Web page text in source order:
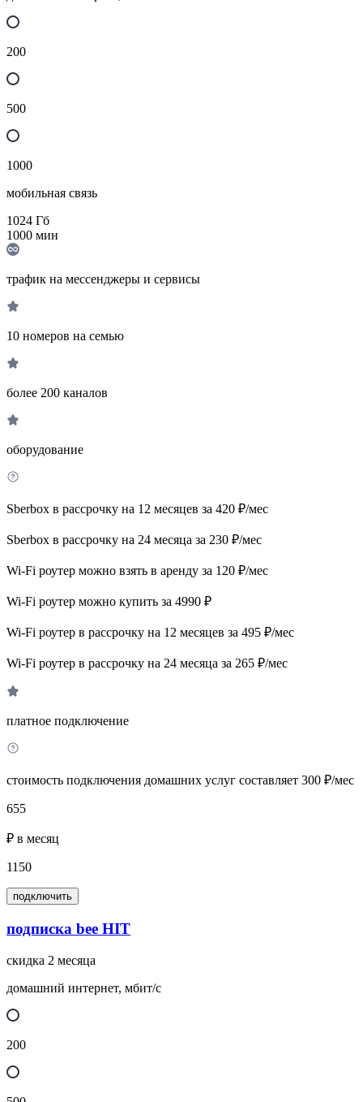
200
500
1000
мобильная связь
1024 Гб
1000 мин
трафик на мессенджеры и сервисы
10 номеров на семью
более 200 каналов
оборудование
Sberbox в рассрочку на 12 месяцев за 420 ₽/мес
Sberbox в рассрочку на 24 месяца за 230 ₽/мес
Wi-Fi роутер можно взять в аренду за 120 ₽/мес
Wi-Fi роутер можно купить за 4990 ₽
Wi-Fi роутер в рассрочку на 12 месяцев за 495 ₽/мес
Wi-Fi роутер в рассрочку на 24 месяца за 265 ₽/мес
платное подключение
стоимость подключения домашних услуг составляет 300 ₽/мес
655
₽ в месяц
1150
подключить
подписка bee HIT
скидка 2 месяца
домашний интернет, мбит/с
200